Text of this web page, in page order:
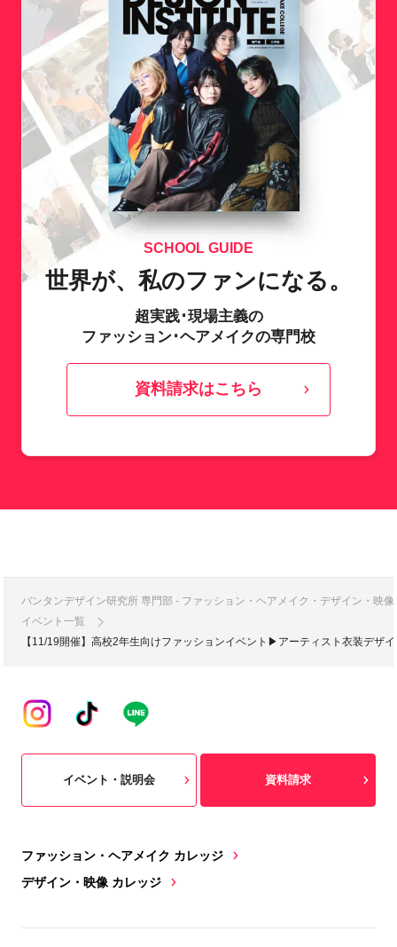
SCHOOL GUIDE
世界が、私のファンになる。
超実践･現場主義の
ファッション･ヘアメイクの専門校
資料請求はこちら
バンタンデザイン研究所 専門部 - ファッション・ヘアメイク・デザイン・映
イベント一覧
【11/19開催】高校2年生向けファッションイベント▶アーティスト衣装デザ
ファッション・ヘアメイク カレッジ
デザイン・映像 カレッジ
イベント・説明会 資料請求